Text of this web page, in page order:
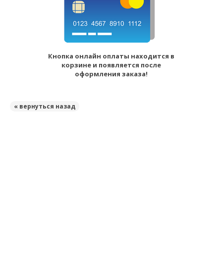
Кнопка онлайн оплаты находится в
корзине и появляется после
оформления заказа!
« вернуться назад